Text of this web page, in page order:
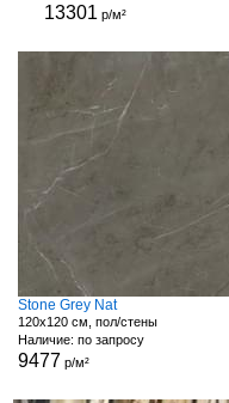
13301 р/м²
Stone Grey Nat
120x120 см, пол/стены
Наличие: по запросу
9477 р/м²